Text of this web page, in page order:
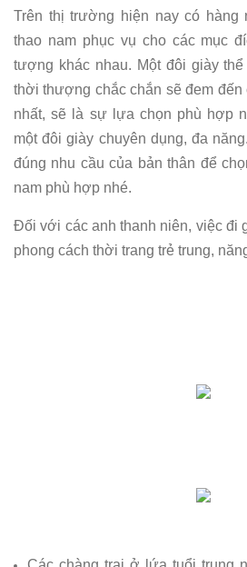
Trên thị trường hiện nay có hàng
thao nam phục vụ cho các mục
tượng khác nhau. Một đôi giày
thời thượng chắc chắn sẽ đem
nhất, sẽ là sự lựa chọn phù hợp
một đôi giày chuyên dụng, đa
đúng nhu cầu của bản thân để
nam phù hợp nhé.
Đối với các anh thanh niên, việc đi
phong cách thời trang trẻ trung,